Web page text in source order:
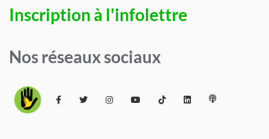
Inscription à l'infolettre
Nos réseaux sociaux